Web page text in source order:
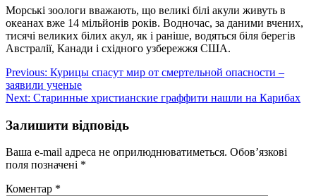
Морські зоологи вважають, що великі білі акули живуть в
океанах вже 14 мільйонів років. Водночас, за даними вчених,
тисячі великих білих акул, як і раніше, водяться біля берегів
Австралії, Канади і східного узбережжя США.
Навігація
записів
Previous: Курицы спасут мир от смертельной опасности –
заявили ученые
Next: Старинные христианские граффити нашли на Карибах
Залишити відповідь
Ваша e-mail адреса не оприлюднюватиметься. Обов’язкові
поля позначені *
Коментар *